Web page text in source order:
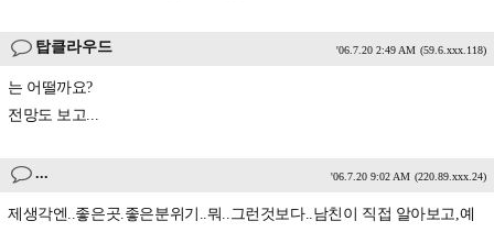
탑클라우드 '06.7.20 2:49 AM (59.6.xxx.118)
는 어떨까요?
전망도 보고...
... '06.7.20 9:02 AM (220.89.xxx.24)
제생각엔..좋은곳.좋은분위기..뭐..그런것보다..남친이 직접 알아보고,예